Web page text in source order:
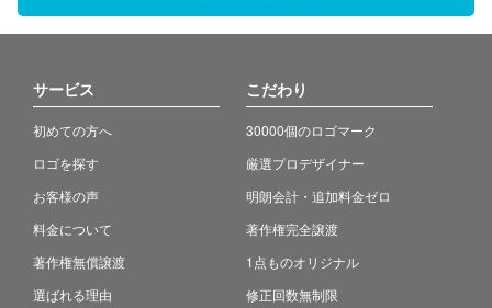
サービス
初めての方へ
ロゴを探す
お客様の声
料金について
著作権無償譲渡
選ばれる理由
こだわり
30000個のロゴマーク
厳選プロデザイナー
明朗会計・追加料金ゼロ
著作権完全譲渡
1点ものオリジナル
修正回数無制限